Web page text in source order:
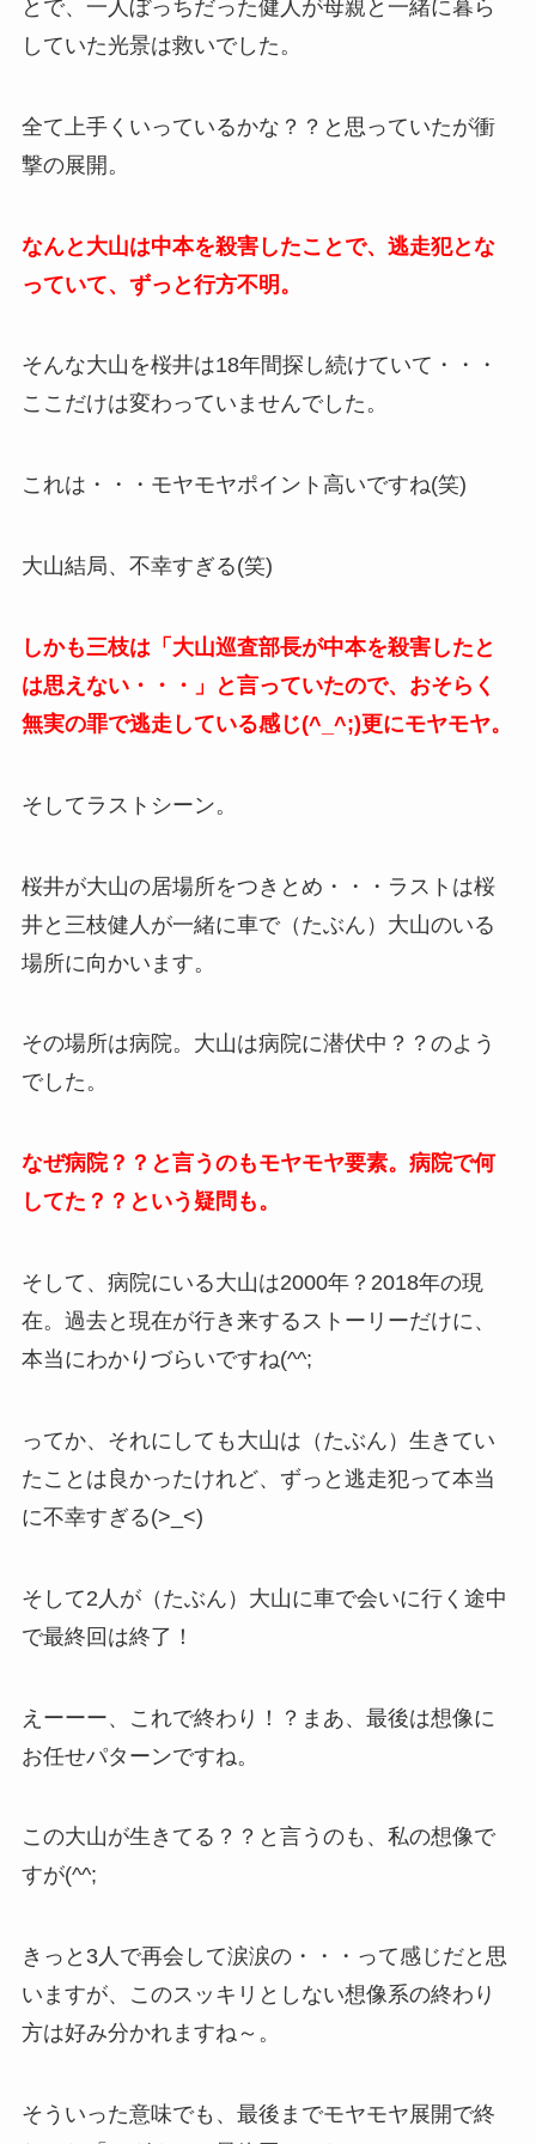
とで、一人ぼっちだった健人が母親と一緒に暮ら
していた光景は救いでした。
全て上手くいっているかな？？と思っていたが衝
撃の展開。
なんと大山は中本を殺害したことで、逃走犯とな
っていて、ずっと行方不明。
そんな大山を桜井は18年間探し続けていて・・・
ここだけは変わっていませんでした。
これは・・・モヤモヤポイント高いですね(笑)
大山結局、不幸すぎる(笑)
しかも三枝は「大山巡査部長が中本を殺害したと
は思えない・・・」と言っていたので、おそらく
無実の罪で逃走している感じ(^_^;)更にモヤモヤ。
そしてラストシーン。
桜井が大山の居場所をつきとめ・・・ラストは桜
井と三枝健人が一緒に車で（たぶん）大山のいる
場所に向かいます。
その場所は病院。大山は病院に潜伏中？？のよう
でした。
なぜ病院？？と言うのもモヤモヤ要素。病院で何
してた？？という疑問も。
そして、病院にいる大山は2000年？2018年の現
在。過去と現在が行き来するストーリーだけに、
本当にわかりづらいですね(^^;
ってか、それにしても大山は（たぶん）生きてい
たことは良かったけれど、ずっと逃走犯って本当
に不幸すぎる(>_<)
そして2人が（たぶん）大山に車で会いに行く途中
で最終回は終了！
えーーー、これで終わり！？まあ、最後は想像に
お任せパターンですね。
この大山が生きてる？？と言うのも、私の想像で
すが(^^;
きっと3人で再会して涙涙の・・・って感じだと思
いますが、このスッキリとしない想像系の終わり
方は好み分かれますね～。
そういった意味でも、最後までモヤモヤ展開で終